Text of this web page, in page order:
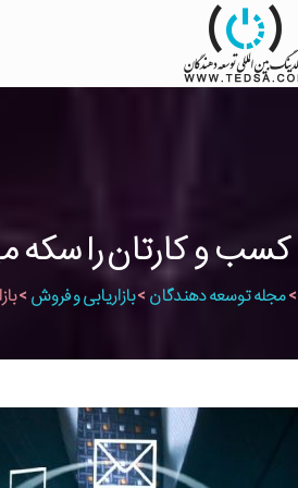
>مجله توسعه دهندگان >بازاریابی و فروش >